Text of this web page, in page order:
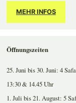
MEHR INFOS
Öffnungszeiten
25. Juni bis 30. Juni: 4
13:30 & 14.45 Uhr
1. Juli bis 21. August: 5